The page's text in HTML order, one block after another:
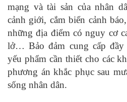
mạng và tài sản của nhân
cảnh giới, cắm biển cảnh
những địa điểm có nguy cơ
lở… Bảo đảm cung cấp
yếu phẩm cần thiết cho các
phương án khắc phục sau
sống nhân dân.